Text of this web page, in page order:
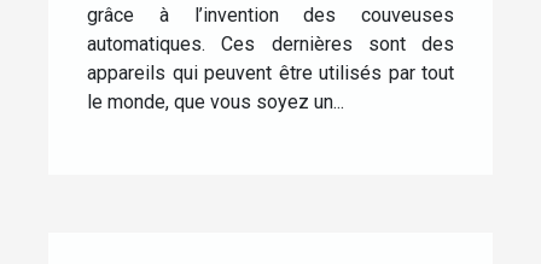
grâce à l’invention des couveuses
automatiques. Ces dernières sont des
appareils qui peuvent être utilisés par tout
le monde, que vous soyez un...